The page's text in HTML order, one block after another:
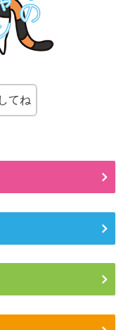
てね